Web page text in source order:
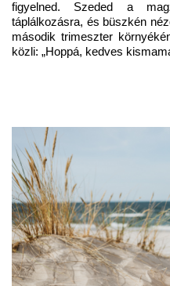
figyelned. Szeded a
táplálkozásra, és büszkén
második trimeszter
közli: „Hoppá, kedves